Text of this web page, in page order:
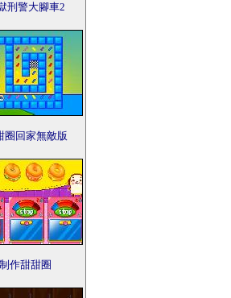
刑警大腳車2
圈回家無敵版
制作甜甜圈